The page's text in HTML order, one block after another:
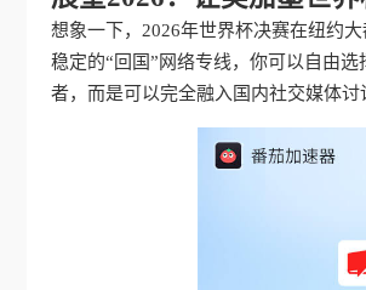
想象一下，2026年世界杯决赛在纽约
稳定的“回国”网络专线，你可以自由
者，而是可以完全融入国内社交媒体